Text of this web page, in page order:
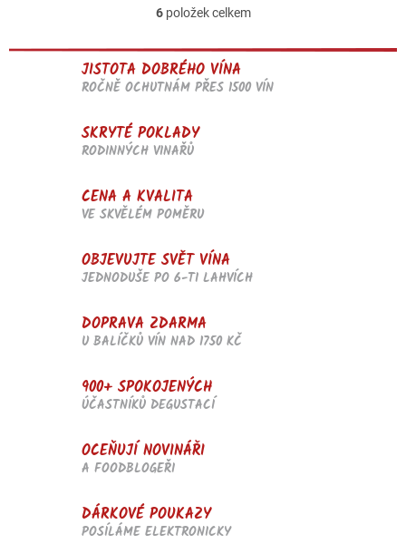
O
l
á
d
k
ý
p
s
u
6položek celkem
JISTOTA DOBRÉHO VÍNA
ROČNĚ OCHUTNÁM PŘES 1500 VÍN
SKRYTÉ POKLADY
RODINNÝCH VINAŘŮ
CENA A KVALITA
VE SKVĚLÉM POMĚRU
OBJEVUJTE SVĚT VÍNA
JEDNODUŠE PO 6-TI LAHVÍCH
DOPRAVA ZDARMA
U BALÍČKŮ VÍN NAD 1750 KČ
900+ SPOKOJENÝCH
ÚČASTNÍKŮ DEGUSTACÍ
OCEŇUJÍ NOVINÁŘI
A FOODBLOGEŘI
DÁRKOVÉ POUKAZY
POSÍLÁME ELEKTRONICKY